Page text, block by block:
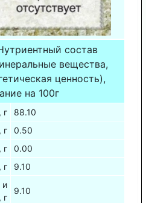
состав
вещества,
ценность),
на 100г
г
88.10
г
0.50
г
0.00
г
9.10
и
г
9.10